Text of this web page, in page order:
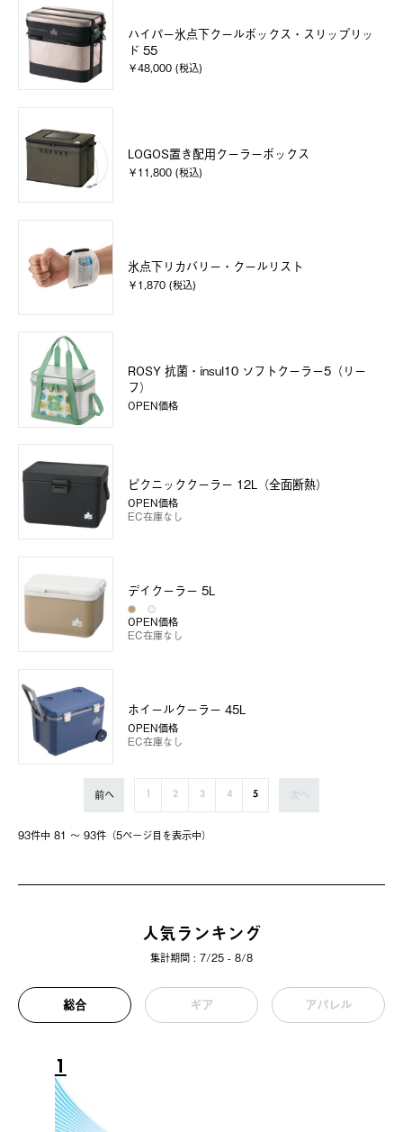
ハイパー氷点下クールボックス・スリップリッ
ド 55
￥48,000 (税込)
LOGOS置き配用クーラーボックス
￥11,800 (税込)
氷点下リカバリー・クールリスト
￥1,870 (税込)
ROSY 抗菌・insul10 ソフトクーラー5（リー
フ）
OPEN価格
ピクニッククーラー 12L（全面断熱）
OPEN価格
EC在庫なし
デイクーラー 5L
OPEN価格
EC在庫なし
ホイールクーラー 45L
OPEN価格
EC在庫なし
93件中 81 〜 93件（5ページ⽬を表⽰中）
前へ 1 2 3 4 5 次へ
人気ランキング
集計期間 : 7/25 - 8/8
総合 ギア アパレル
1